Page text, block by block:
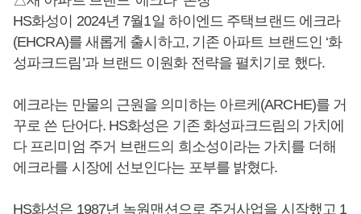
HS화성이 2024년 7월1일 하이엔드 주택브랜드 에크라
(EHCRA)를 새롭게 출시하고, 기존 아파트 브랜드인 ‘화
성파크드림’과 브랜드 이원화 전략을 펼치기로 했다.
에크라는 만물의 근원을 의미하는 아르케(ARCHE)를 거
꾸로 쓴 단어다. HS화성은 기존 화성파크드림의 가치에
다 프리미엄 주거 브랜드의 희소성이라는 가치를 더해
에크라를 시장에 선보인다는 포부를 밝혔다.
HS화성은 1987년 녹원맨션으로 주거사업을 시작했고 1